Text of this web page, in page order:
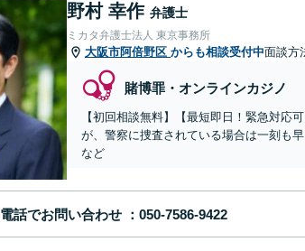
野村 幸作 弁護士
ミカタ弁護士法人 東京事務所
大阪市阿倍野区 からも相談受付中面談方
賭博罪・オンラインカジノ
【初回相談無料】【最短即日！緊急対応
が、警察に捜査されている場合は一刻も
など
電話でお問い合わせ